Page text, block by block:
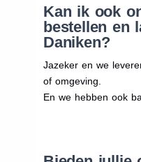
Kan ik ook
bestellen en
Daniken?
Jazeker en we
of omgeving.
En we hebben ook